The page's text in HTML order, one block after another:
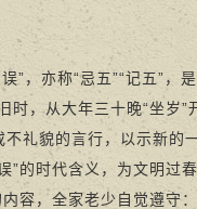
亦称“忌五”“记五”，是
时，从大年三十晚“坐岁
不礼貌的言行，以示新
时代含义，为文明过春
内容，全家老少自觉遵守